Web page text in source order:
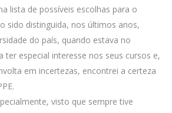
lista de possíveis escolhas para o
sido distinguida, nos últimos anos,
do país, quando estava no
ter especial interesse nos seus cursos e,
em incertezas, encontrei a certeza
visto que sempre tive